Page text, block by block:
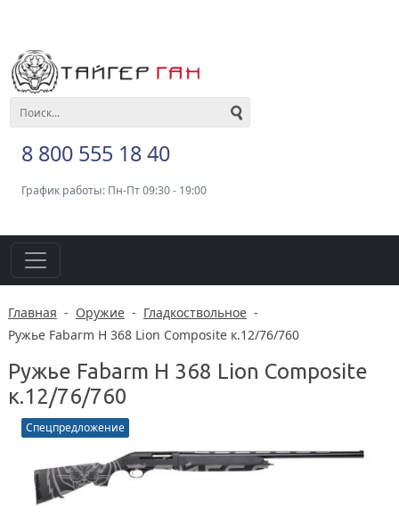
8 800 555 18 40
График работы: Пн-Пт 09:30 - 19:00
Главная - Оружие - Гладкоствольное -
Ружье Fabarm H 368 Lion Composite к.12/76/760
Ружье Fabarm H 368 Lion Composite
к.12/76/760
Спецпредложение